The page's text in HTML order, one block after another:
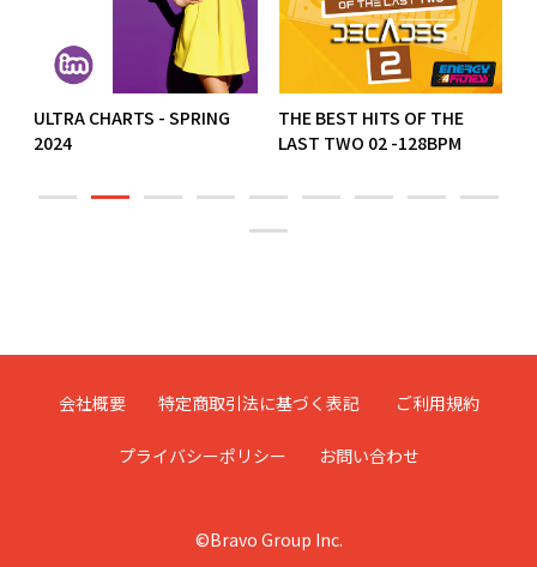
ULTRA CHARTS - SPRING
2024
THE BEST HITS OF THE
LAST TWO 02 -128BPM
会社概要 特定商取引法に基づく表記 ご利用規約
プライバシーポリシー お問い合わせ
©Bravo Group Inc.